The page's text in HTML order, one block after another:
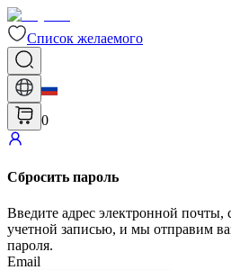
Список желаемого
0
Сбросить пароль
Введите адрес электронной почты,
учетной записью, и мы отправим
пароля.
Email